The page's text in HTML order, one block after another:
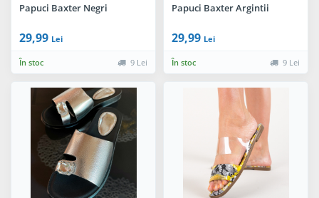
Papuci Baxter Negri
29,99 Lei
În stoc 9 Lei
Papuci Baxter Argintii
29,99 Lei
În stoc 9 Lei